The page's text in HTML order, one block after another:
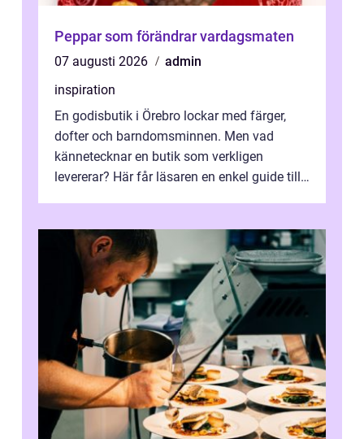
Peppar som förändrar vardagsmaten
07 augusti 2026
admin
inspiration
En godisbutik i Örebro lockar med färger,
dofter och barndomsminnen. Men vad
kännetecknar en butik som verkligen
levererar? Här får läsaren en enkel guide till